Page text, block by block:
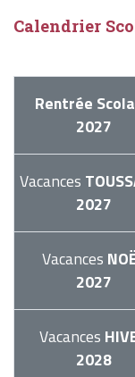
Calendrier
Rentrée
2027
Vacances
2027
Vacances
2027
Vacances
2028